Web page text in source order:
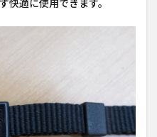
快適に使用できます。